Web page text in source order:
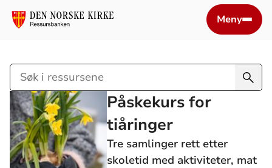
Meny
Søk
i
ressursene
Påskekurs for
tiåringer
Tre samlinger rett etter
skoletid med aktiviteter, mat